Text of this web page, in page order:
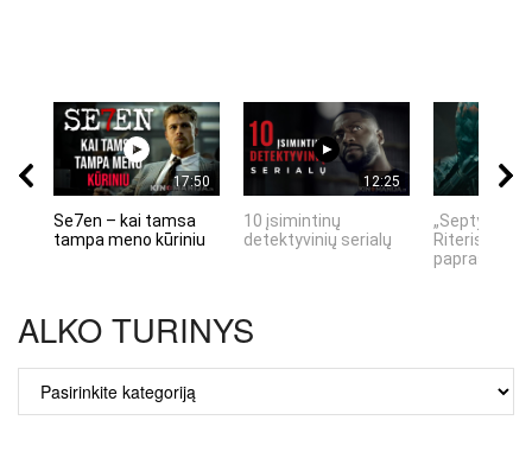
17:50
Se7en – kai tamsa
tampa meno kūriniu
12:25
10 įsimintinų
detektyvinių serialų
„Septynių
Riteris" – kai
ALKO TURINYS
TURINYS